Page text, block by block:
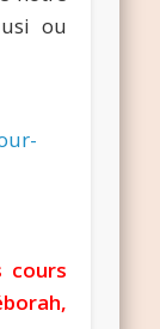
ou